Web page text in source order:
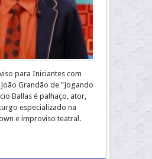
para Iniciantes com
Grandão de "Jogando
Ballas é palhaço, ator,
especializado na
e improviso teatral.